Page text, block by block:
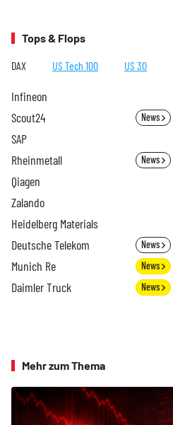
Tops & Flops
DAX US Tech 100 US 30
Infineon
Scout24 News
SAP
Rheinmetall News
Qiagen
Zalando
Heidelberg Materials
Deutsche Telekom News
Munich Re News
Daimler Truck News
Mehr zum Thema